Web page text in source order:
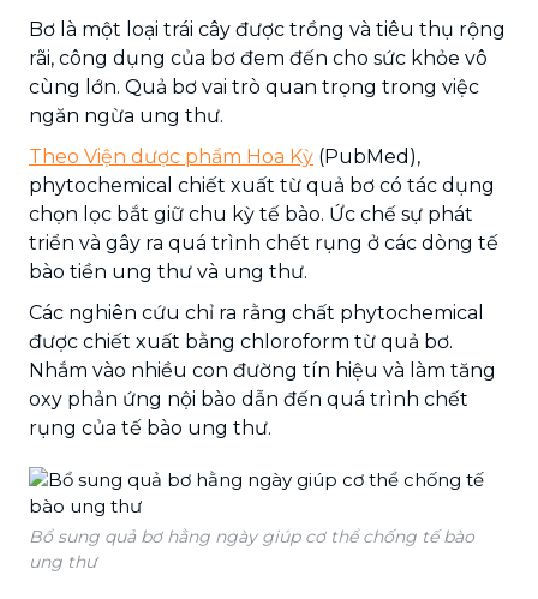
Bơ là một loại trái cây được trồng và tiêu thụ rộng
rãi, công dụng của bơ đem đến cho sức khỏe vô
cùng lớn. Quả bơ vai trò quan trọng trong việc
ngăn ngừa ung thư.
Theo Viện dược phẩm Hoa Kỳ (PubMed),
phytochemical chiết xuất từ ​​quả bơ có tác dụng
chọn lọc bắt giữ chu kỳ tế bào. Ức chế sự phát
triển và gây ra quá trình chết rụng ở các dòng tế
bào tiền ung thư và ung thư.
Các nghiên cứu chỉ ra rằng chất phytochemical
được chiết xuất bằng chloroform từ quả bơ.
Nhắm vào nhiều con đường tín hiệu và làm tăng
oxy phản ứng nội bào dẫn đến quá trình chết
rụng của tế bào ung thư.
Bổ sung quả bơ hằng ngày giúp cơ thể chống tế bào
ung thư